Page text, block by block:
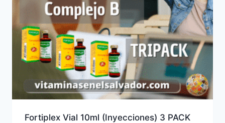
Fortiplex Vial 10ml (Inyecciones) 3 PACK